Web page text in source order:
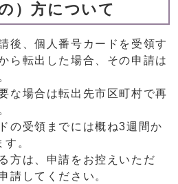
）方について
後、個人番号カードを受領す
ら転出した場合、その申請は
な場合は転出先市区町村で再
の受領までには概ね3週間か
。
方は、申請をお控えいただ
請してください。